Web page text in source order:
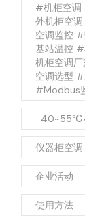
#机柜空调
外机柜空
空调监控
基站温控
机柜空调
空调选型
#Modbus
-40~55℃
仪器柜空调
企业活动
使用方法